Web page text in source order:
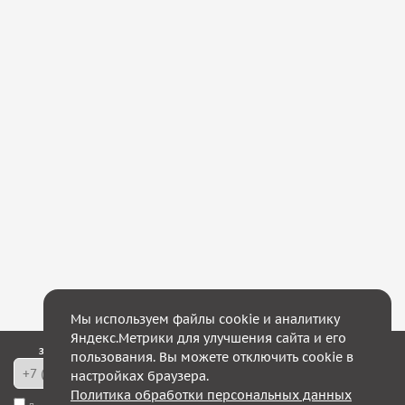
Закажите обратный звонок — в течение 10 минут мы с Вами свяжемся!
Мы используем файлы cookie и аналитику
Яндекс.Метрики для улучшения сайта и его
пользования. Вы можете отключить cookie в
настройках браузера.
Политика обработки персональных данных